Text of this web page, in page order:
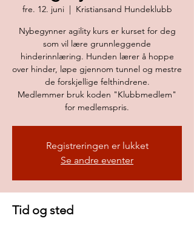
fre. 12. juni
  |
Kristiansand Hundeklubb
Nybegynner agility kurs er kurset for deg
som vil lære grunnleggende
hinderinnlæring. Hunden lærer å hoppe
over hinder, løpe gjennom tunnel og mestre
de forskjellige felthindrene.
Medlemmer bruk koden "Klubbmedlem"
for medlemspris.
Registreringen er lukket
Se andre eventer
Tid og sted